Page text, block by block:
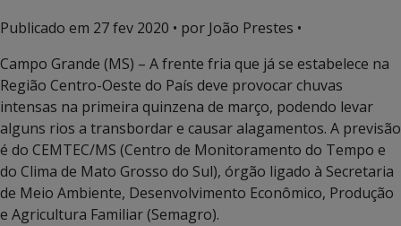
Publicado em 27 fev 2020 • por João Prestes •
Campo Grande (MS) – A frente fria que já se estabelece na
Região Centro-Oeste do País deve provocar chuvas
intensas na primeira quinzena de março, podendo levar
alguns rios a transbordar e causar alagamentos. A previsão
é do CEMTEC/MS (Centro de Monitoramento do Tempo e
do Clima de Mato Grosso do Sul), órgão ligado à Secretaria
de Meio Ambiente, Desenvolvimento Econômico, Produção
e Agricultura Familiar (Semagro).